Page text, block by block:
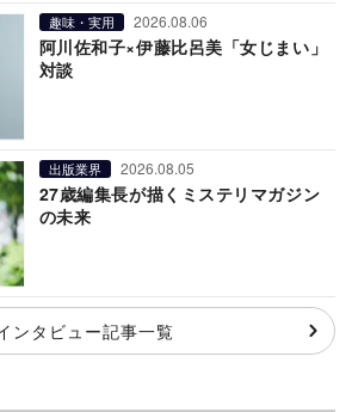
趣味・実用 2026.08.06
阿川佐和子×伊藤比呂美「女じまい」
対談
出版業界 2026.08.05
27歳編集長が描くミステリマガジン
の未来
ンタビュー記事一覧